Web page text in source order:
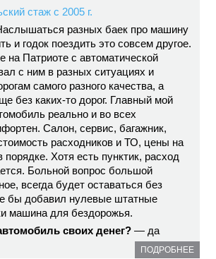
стаж с 2005 г.
разных баек про машину
и годок поездить это совсем другое.
на Патриоте с автоматической
с ним в разных ситуациях и
самого разного качества, а
без каких-то дорог. Главный мой
реально и во всех
Салон, сервис, багажник,
расходников и ТО, цены на
порядке. Хотя есть пунктик, расход
Больной вопрос большой
всегда будет оставаться без
бы добавил нулевые штатные
машина для бездорожья.
своих денег? — да
ПОДРОБНЕЕ